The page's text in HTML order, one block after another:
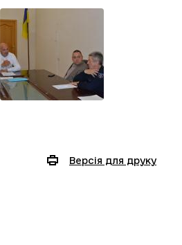
Версія для друку